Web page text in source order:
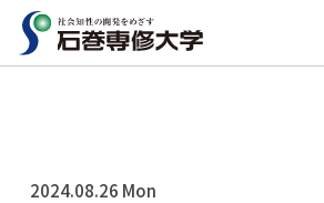
2024.08.26 Mon